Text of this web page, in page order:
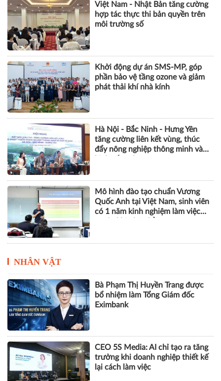
Việt Nam - Nhật Bản tăng cường
hợp tác thực thi bản quyền trên
môi trường số
Khởi động dự án SMS-MP, góp
phần bảo vệ tầng ozone và giảm
phát thải khí nhà kính
Hà Nội - Bắc Ninh - Hưng Yên
tăng cường liên kết vùng, thúc
đẩy nông nghiệp thông minh và
Mô hình đào tạo chuẩn Vương
Quốc Anh tại Việt Nam, sinh viên
có 1 năm kinh nghiệm làm việc
NHÂN VẬT
Bà Phạm Thị Huyền Trang được
bổ nhiệm làm Tổng Giám đốc
Eximbank
CEO 5S Media: AI chỉ tạo ra tăng
trưởng khi doanh nghiệp thiết kế
lại cách làm việc